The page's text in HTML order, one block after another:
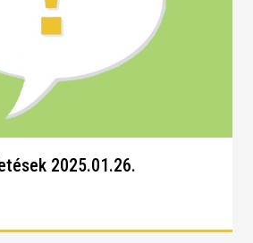
2025.01.26.